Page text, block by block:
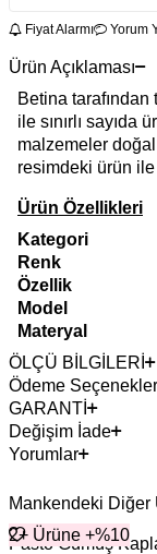
Fiyat Alarmı Yorum
Ürün Açıklaması
Betina
ile sınırlı sayıda
malzemeler
resimdeki ürün ile
Ürün Özellikleri
Kategori
Renk
Özellik
Model
Materyal
ÖLÇÜ BİLGİLERİ
Ödeme
GARANTİ
Değişim İade
Yorumlar
Mankendeki Diğer
2+ Ürüne +%10
Pasto Gümüş